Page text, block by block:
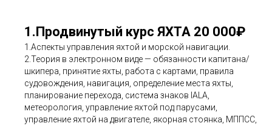
1.Продвинутый курс ЯХТА 20 000₽
1.Аспекты управления яхтой и морской навигации.
2.Теория в электронном виде — обязанности капитана/
шкипера, принятие яхты, работа с картами, правила
судовождения, навигация, определение места яхты,
планирование перехода, система знаков IALA,
метеорология, управление яхтой под парусами,
управление яхтой на двигателе, якорная стоянка, МППСС,